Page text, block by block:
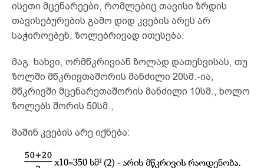
ისეთი მცენარეები, რომლებიც თავისი ზრდის
თავისებურების გამო დიდ კვების არეს არ
საჭიროებენ, ზოლებრივად ითესება.
მაგ. ხახვი, ორმწკრივიან ზოლად დათესვისას, თუ
ზოლში მწკრივთაშორის მანძილი 20სმ.-ია,
მწკრივში მცენარეთაშორის მანძილი 10სმ., ხოლო
ზოლებს შორის 50სმ.,
მაშინ კვების არე იქნება: